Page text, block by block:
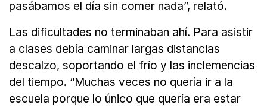
pasábamos el día sin comer nada”, relató.
Las dificultades no terminaban ahí. Para asistir
a clases debía caminar largas distancias
descalzo, soportando el frío y las inclemencias
del tiempo. “Muchas veces no quería ir a la
escuela porque lo único que quería era estar